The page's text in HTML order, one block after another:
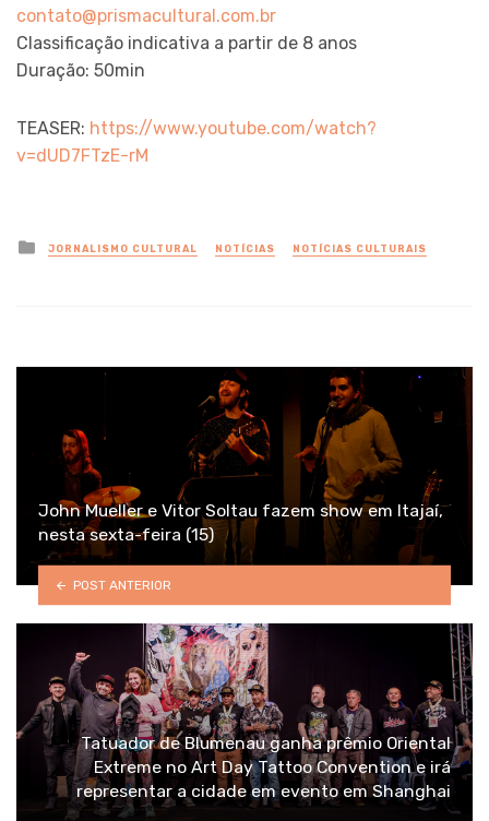
contato@prismacultural.com.br
Classificação indicativa a partir de 8 anos
Duração: 50min
TEASER: https://www.youtube.com/watch?
v=dUD7FTzE-rM
Posted
in
JORNALISMO CULTURAL NOTÍCIAS NOTÍCIAS CULTURAIS
John Mueller e Vitor Soltau fazem show em Itajaí,
nesta sexta-feira (15)
POST ANTERIOR
Tatuador de Blumenau ganha prêmio Oriental
Extreme no Art Day Tattoo Convention e irá
representar a cidade em evento em Shanghai